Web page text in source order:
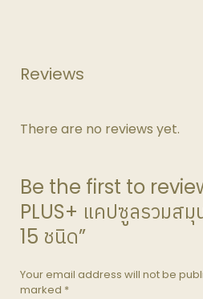
Reviews
There are no reviews yet.
Be the first to
PLUS+ แคปซูลรวมส
15 ชนิด”
Your email address will not be
marked *